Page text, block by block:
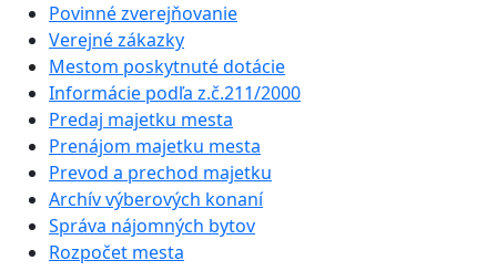
Povinné zverejňovanie
Verejné zákazky
Mestom poskytnuté dotácie
Informácie podľa z.č.211/2000
Predaj majetku mesta
Prenájom majetku mesta
Prevod a prechod majetku
Archív výberových konaní
Správa nájomných bytov
Rozpočet mesta